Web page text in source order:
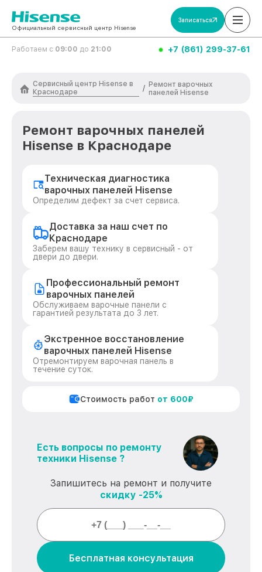
Официальный сервисный центр Hisense
Записаться
Работаем с 09:00 до 21:00 +7 (861) 299-37-61
Сервисный центр Hisense в
Краснодаре
/ Ремонт варочных
панелей Hisense
Ремонт варочных панелей
Hisense в Краснодаре
Техническая диагностика
варочных панелей Hisense
Определим дефект за счет сервиса.
Доставка за наш счет по
Краснодаре
Заберем вашу технику в сервисный - от
двери до двери.
Профессиональный ремонт
варочных панелей
Обслуживаем варочные панели с
гарантией результата до 3 лет.
Экстренное восстановление
варочных панелей Hisense
Отремонтируем варочная панель в
течение суток.
Стоимость работ от 600₽
Есть вопросы по ремонту
техники Hisense ?
Запишитесь на ремонт и получите
скидку -25%
Бесплатная консультация